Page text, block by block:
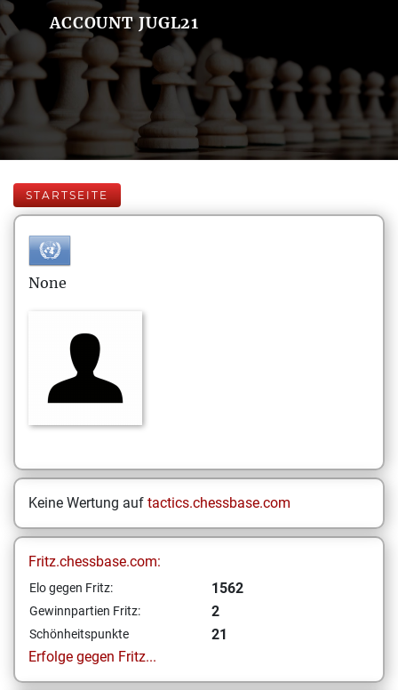
ACCOUNT JUGL21
STARTSEITE
None
Keine Wertung auf tactics.chessbase.com
Fritz.chessbase.com:
Elo gegen Fritz: 1562
Gewinnpartien Fritz: 2
Schönheitspunkte
21
Erfolge gegen Fritz...